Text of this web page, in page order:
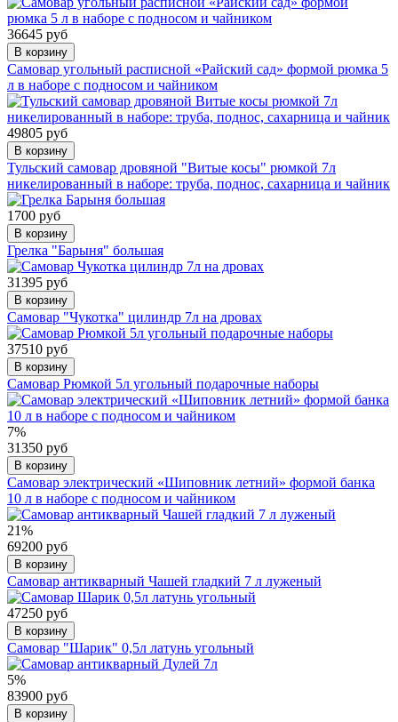
36645 руб
В корзину
Самовар угольный расписной «Райский сад» формой рюмка 5
л в наборе с подносом и чайником
49805 руб
В корзину
Тульский самовар дровяной "Витые косы" рюмкой 7л
никелированный в наборе: труба, поднос, сахарница и чайник
1700 руб
В корзину
Грелка "Барыня" большая
31395 руб
В корзину
Самовар "Чукотка" цилиндр 7л на дровах
37510 руб
В корзину
Самовар Рюмкой 5л угольный подарочные наборы
7%
31350 руб
В корзину
Самовар электрический «Шиповник летний» формой банка
10 л в наборе с подносом и чайником
21%
69200 руб
В корзину
Самовар антикварный Чашей гладкий 7 л луженый
47250 руб
В корзину
Самовар "Шарик" 0,5л латунь угольный
5%
83900 руб
В корзину